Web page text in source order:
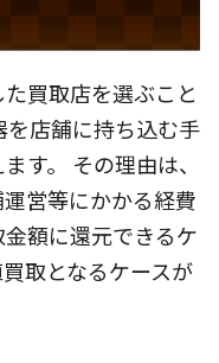
買取店を選ぶこと
を店舗に持ち込む手
す。 その理由は、
営等にかかる経費
額に還元できるケ
取となるケースが